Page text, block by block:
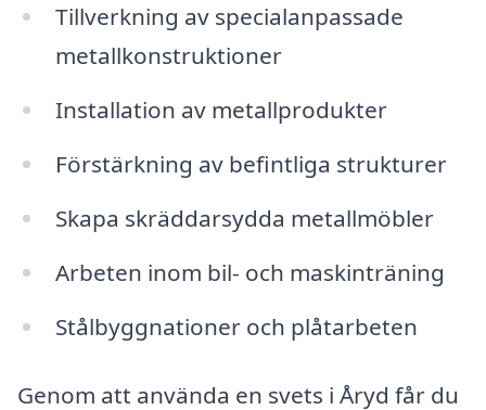
Tillverkning av specialanpassade
metallkonstruktioner
Installation av metallprodukter
Förstärkning av befintliga strukturer
Skapa skräddarsydda metallmöbler
Arbeten inom bil- och maskinträning
Stålbyggnationer och plåtarbeten
Genom att använda en svets i Åryd får du